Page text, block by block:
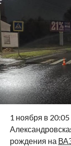
1 ноября в
рождения на